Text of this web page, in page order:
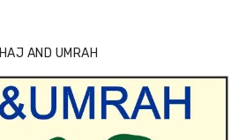
HAJ AND UMRAH